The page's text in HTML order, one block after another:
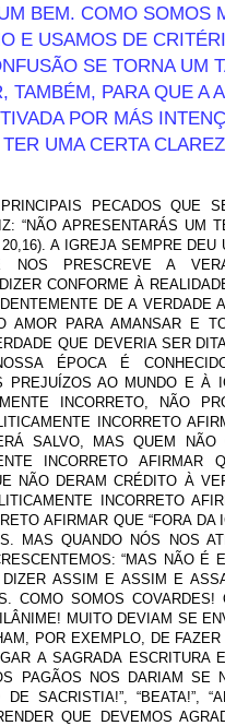
BEM. COMO SOMOS
E USAMOS DE
SE TORNA UM
TAMBÉM, PARA QUE A
POR MÁS
UMA CERTA
PECADOS QUE
“NÃO APRESENTARÁS UM
A IGREJA SEMPRE DEU
NOS PRESCREVE A
CONFORME À
DE A VERDADE
PARA AMANSAR E
QUE DEVERIA SER
ÉPOCA É
PREJUÍZOS AO MUNDO E À
INCORRETO, NÃO
INCORRETO
SALVO, MAS QUEM NÃO
INCORRETO AFIRMAR
NÃO DERAM CRÉDITO À
INCORRETO
AFIRMAR QUE “FORA DA
MAS QUANDO NÓS NOS
“MAS NÃO É
ASSIM E ASSIM E
COMO SOMOS COVARDES!
MUITO DEVIAM SE
POR EXEMPLO, DE
A SAGRADA ESCRITURA
PAGÃOS NOS DARIAM SE
SACRISTIA!”, “BEATA!”,
QUE DEVEMOS